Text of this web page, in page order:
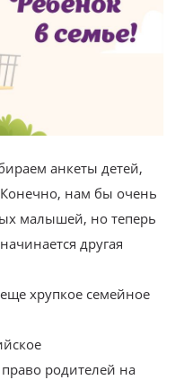
анкеты детей,
нам бы очень
малышей, но теперь
другая
хрупкое семейное
родителей на